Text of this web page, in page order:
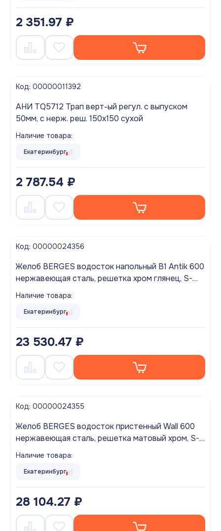
2 351.97 ₽
Код: 00000011392
АНИ TQ5712 Трап верт-ый регул. с выпуском
50мм, с нерж. реш. 150х150 сухой
Наличие товара:
Екатеринбург
2 787.54 ₽
Код: 00000024356
Желоб BERGES водосток напольный B1 Antik 600
нержавеющая сталь, решетка хром глянец, S-
сифон D50 H60 боковой выпуск 42 l/m
Наличие товара:
Екатеринбург
23 530.47 ₽
Код: 00000024355
Желоб BERGES водосток пристенный Wall 600
нержавеющая сталь, решетка матовый хром, S-
сифон D50 H60 боковой выпуск 42 l/m
Наличие товара:
Екатеринбург
28 104.27 ₽